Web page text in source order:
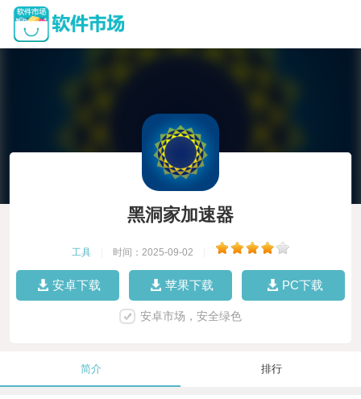
黑洞家加速器
工具 时间：2025-09-02
安卓下载 苹果下载 PC下载
安卓市场，安全绿色
简介 排行